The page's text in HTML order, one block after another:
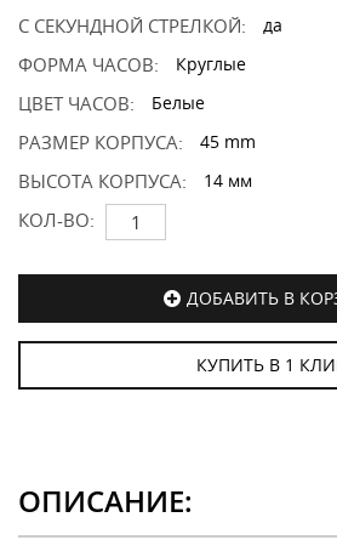
С СЕКУНДНОЙ СТРЕЛКОЙ: да
ФОРМА ЧАСОВ: Круглые
ЦВЕТ ЧАСОВ: Белые
РАЗМЕР КОРПУСА: 45 mm
ВЫСОТА КОРПУСА: 14 мм
КОЛ-ВО:
ДОБАВИТЬ В
КУПИТЬ В 1
ОПИСАНИЕ: